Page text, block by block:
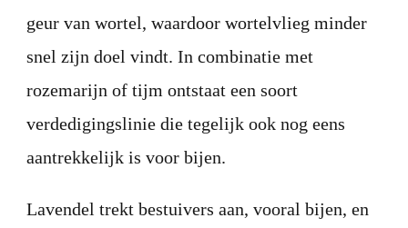
geur van wortel, waardoor wortelvlieg minder
snel zijn doel vindt. In combinatie met
rozemarijn of tijm ontstaat een soort
verdedigingslinie die tegelijk ook nog eens
aantrekkelijk is voor bijen.
Lavendel trekt bestuivers aan, vooral bijen, en